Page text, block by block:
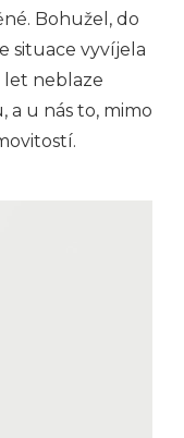
Bohužel, do
situace vyvíjela
let neblaze
a u nás to, mimo